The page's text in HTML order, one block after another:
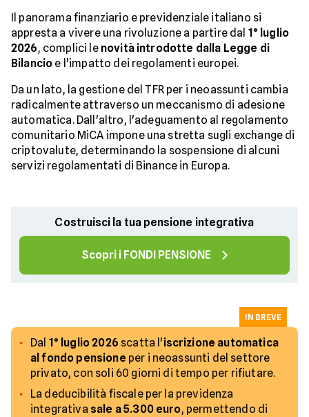
Il panorama finanziario e previdenziale italiano si
appresta a vivere una rivoluzione a partire dal 1° luglio
2026, complici le novità introdotte dalla Legge di
Bilancio e l'impatto dei regolamenti europei.
Da un lato, la gestione del TFR per i neoassunti cambia
radicalmente attraverso un meccanismo di adesione
automatica. Dall'altro, l'adeguamento al regolamento
comunitario MiCA impone una stretta sugli exchange di
criptovalute, determinando la sospensione di alcuni
servizi regolamentati di Binance in Europa.
Costruisci la tua pensione integrativa
Scopri i FONDI PENSIONE
Dal 1° luglio 2026 scatta l'iscrizione automatica
al fondo pensione per i neoassunti del settore
privato, con soli 60 giorni di tempo per rifiutare.
La deducibilità fiscale per la previdenza
integrativa sale a 5.300 euro, permettendo di
IN BREVE